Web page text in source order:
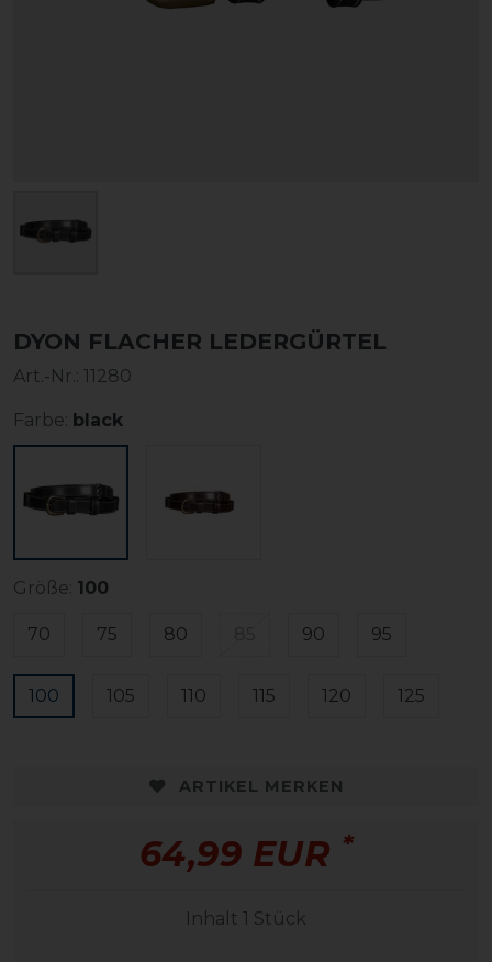
DYON FLACHER LEDERGÜRTEL
Art.-Nr.: 11280
Farbe: black
Größe: 100
70 75 80 90 95
100 105 110 115 120 125
ARTIKEL MERKEN
64,99 EUR *
Inhalt 1 Stück